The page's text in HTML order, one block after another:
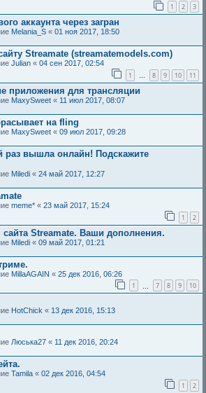
1 2 3
аккаунта через загран
Melania_S « 01 ноя 2017, 18:50
Streamate (streamatemodels.com)
Julian « 04 сен 2017, 02:54
1 … 8 9 10 11
приложения для трансляции
MaxySweet « 11 июл 2017, 08:07
на fling
MaxySweet « 09 июл 2017, 09:28
раз вышла онлайн! Подскажите
Miledi « 24 май 2017, 12:27
meme* « 23 май 2017, 15:24
1 2
сайта Streamate. Ваши дополнения.
Miledi « 09 май 2017, 01:21
MillaAGAIN « 25 дек 2016, 06:26
1 7 8 9 10
HotChick « 13 дек 2016, 15:13
Люська27 « 11 дек 2016, 20:24
Tamila « 02 дек 2016, 04:54
1 2